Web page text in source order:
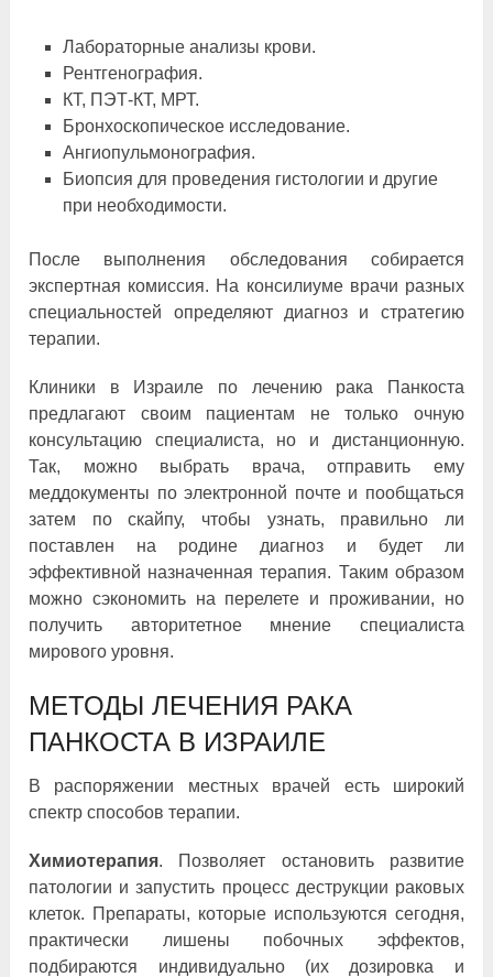
Лабораторные анализы крови.
Рентгенография.
КТ, ПЭТ-КТ, МРТ.
Бронхоскопическое исследование.
Ангиопульмонография.
Биопсия для проведения гистологии и другие
при необходимости.
После выполнения обследования собирается
экспертная комиссия. На консилиуме врачи разных
специальностей определяют диагноз и стратегию
терапии.
Клиники в Израиле по лечению рака Панкоста
предлагают своим пациентам не только очную
консультацию специалиста, но и дистанционную.
Так, можно выбрать врача, отправить ему
меддокументы по электронной почте и пообщаться
затем по скайпу, чтобы узнать, правильно ли
поставлен на родине диагноз и будет ли
эффективной назначенная терапия. Таким образом
можно сэкономить на перелете и проживании, но
получить авторитетное мнение специалиста
мирового уровня.
МЕТОДЫ ЛЕЧЕНИЯ РАКА
ПАНКОСТА В ИЗРАИЛЕ
В распоряжении местных врачей есть широкий
спектр способов терапии.
Химиотерапия. Позволяет остановить развитие
патологии и запустить процесс деструкции раковых
клеток. Препараты, которые используются сегодня,
практически лишены побочных эффектов,
подбираются индивидуально (их дозировка и